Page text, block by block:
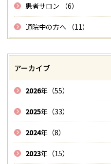
患者サロン （6）
通院中の方へ （11）
アーカイブ
2026年（55）
2025年（33）
2024年（8）
2023年（15）